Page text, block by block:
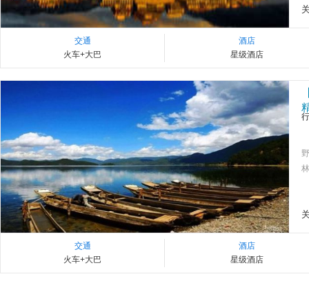
交通
火车+大巴
酒店
星级酒店
交通
火车+大巴
酒店
星级酒店